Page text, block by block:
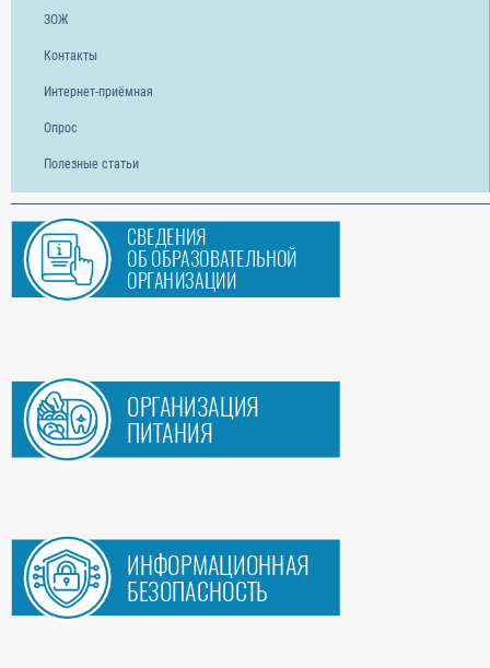
ЗОЖ
Контакты
Интернет-приёмная
Опрос
Полезные статьи